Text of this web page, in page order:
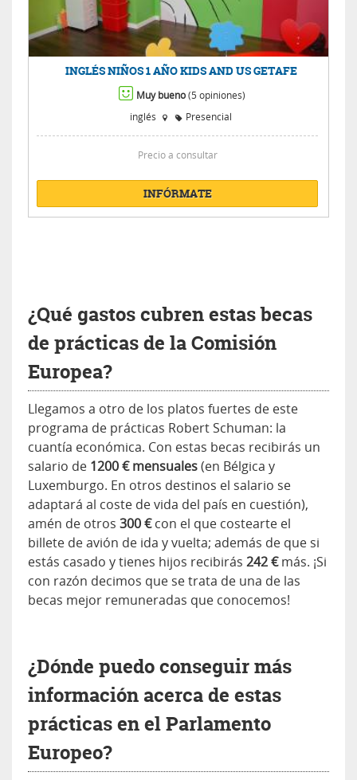
INGLÉS NIÑOS 1 AÑO KIDS AND US GETAFE
Muy bueno(5 opiniones)
inglés
Presencial
Precio a consultar
INFÓRMATE
¿Qué gastos cubren estas becas
de prácticas de la Comisión
Europea?
Llegamos a otro de los platos fuertes de este
programa de prácticas Robert Schuman: la
cuantía económica. Con estas becas recibirás un
salario de 1200 € mensuales(en Bélgica y
Luxemburgo. En otros destinos el salario se
adaptará al coste de vida del país en cuestión),
amén de otros 300 €con el que costearte el
billete de avión de ida y vuelta; además de que si
estás casado y tienes hijos recibirás 242 €más. ¡Si
con razón decimos que se trata de una de las
becas mejor remuneradas que conocemos!
¿Dónde puedo conseguir más
información acerca de estas
prácticas en el Parlamento
Europeo?